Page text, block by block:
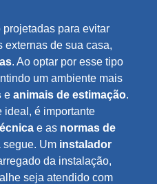
projetadas para evitar
externas de sua casa,
. Ao optar por esse tipo
um ambiente mais
e animais de estimação.
ideal, é importante
e as normas de
segue. Um instalador
da instalação,
seja atendido com